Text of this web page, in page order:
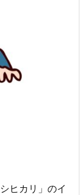
ヒカリ」のイ